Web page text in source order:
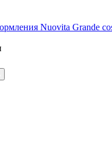
Nuovita Grande